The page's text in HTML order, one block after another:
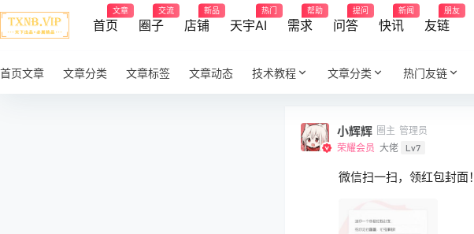
首页
文章
圈子
交流
店铺
新品
天宇AI
热门
需求
帮助
问答
提问
快讯
新闻
友链
朋友
首页文章 文章分类 文章标签 文章动态 技术教程 文章分类 热门友链
小辉辉 圈主 管理员
荣耀会员 大佬 Lv7
微信扫一扫，领红包封面！